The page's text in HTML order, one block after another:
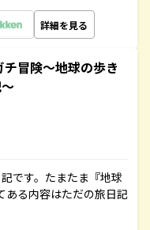
詳細を見る
冒険～地球の歩き
です。たまたま『地球
ある内容はただの旅日記